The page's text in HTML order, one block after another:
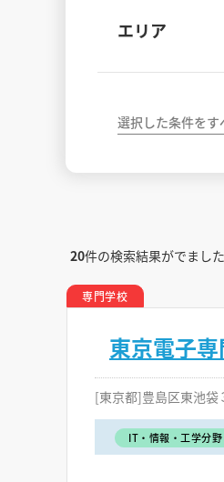
エリア
選択した条件をす
20件の検索結果がでました
専門学校
東京電子
[東京都]豊島区東池袋
IT・情報・工学分野